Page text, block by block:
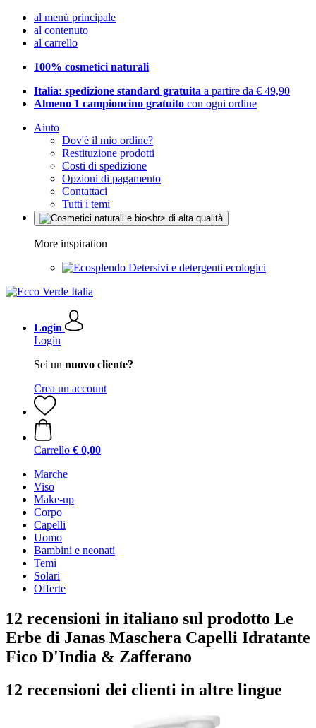
al menù principale
al contenuto
al carrello
100% cosmetici naturali
Italia: spedizione standard gratuita a partire da € 49,90
Almeno 1 campioncino gratuito con ogni ordine
Aiuto
Dov'è il mio ordine?
Restituzione prodotti
Costi di spedizione
Opzioni di pagamento
Contattaci
Tutti i temi
More inspiration
Detersivi e detergenti ecologici
Login
Login
Sei un nuovo cliente?
Crea un account
Carrello € 0,00
Marche
Viso
Make-up
Corpo
Capelli
Uomo
Bambini e neonati
Temi
Solari
Offerte
12 recensioni in italiano sul prodotto Le
Erbe di Janas Maschera Capelli Idratante
Fico D'India & Zafferano
12 recensioni dei clienti in altre lingue